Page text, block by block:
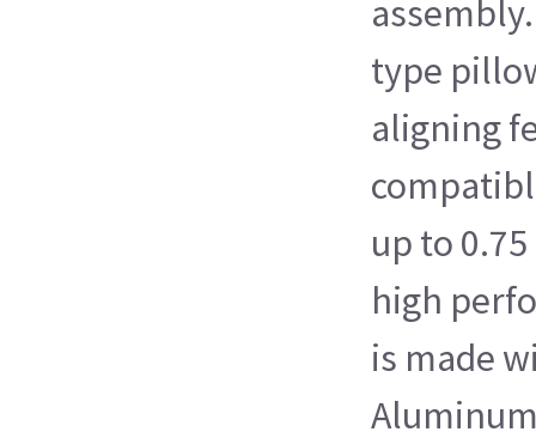
type
aligning
up to
high
is made